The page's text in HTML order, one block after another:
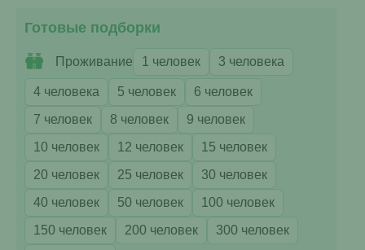
Готовые подборки
Проживание 1 человек 3 человека
4 человека 5 человек
6 человек
7 человек
8 человек
9 человек
10 человек
12 человек
15 человек
20 человек
25 человек
30 человек
40 человек
50 человек
100 человек
150 человек
200 человек
300 человек